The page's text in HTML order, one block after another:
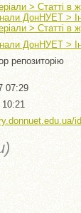
> Статті в
ДонНУЕТ >
> Статті в
ДонНУЕТ >
репозиторію
07:29